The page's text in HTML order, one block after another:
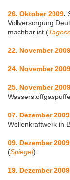
26. Oktober 2009.
Vollversorgung
machbar ist (
22. November 2009
24. November 2009
25. November 2009
07. Dezember 2009
Wellenkraftwerk in
09. Dezember 2009
(Spiegel).
19. Dezember 2009